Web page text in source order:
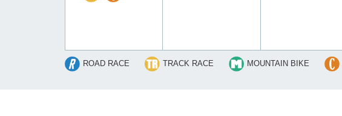
ROAD RACE TRACK RACE MOUNTAIN BIKE